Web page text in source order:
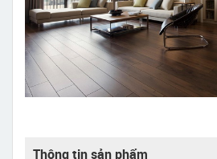
Thông tin sản phẩm